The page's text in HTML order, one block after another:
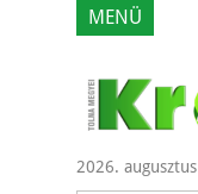
MENÜ
2026.